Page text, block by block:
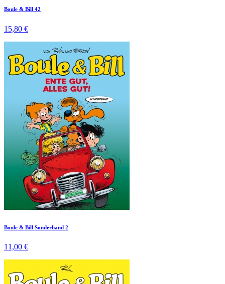
Boule & Bill 42
15,80 €
Boule & Bill Sonderband 2
11,00 €